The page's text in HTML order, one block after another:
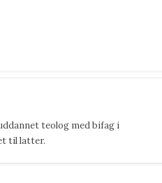
teolog med bifag i
til latter.